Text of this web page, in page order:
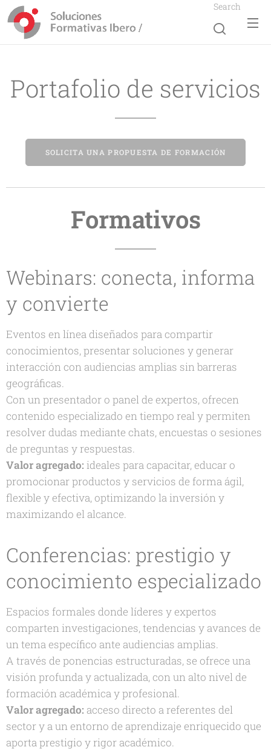
Search
Portafolio de servicios
SOLICITA UNA PROPUESTA DE FORMACIÓN
Formativos
Webinars: conecta, informa
y convierte
Eventos en línea diseñados para compartir
conocimientos, presentar soluciones y generar
interacción con audiencias amplias sin barreras
geográficas.
Con un presentador o panel de expertos, ofrecen
contenido especializado en tiempo real y permiten
resolver dudas mediante chats, encuestas o sesiones
de preguntas y respuestas.
Valor agregado: ideales para capacitar, educar o
promocionar productos y servicios de forma ágil,
flexible y efectiva, optimizando la inversión y
maximizando el alcance.
Conferencias: prestigio y
conocimiento especializado
Espacios formales donde líderes y expertos
comparten investigaciones, tendencias y avances de
un tema específico ante audiencias amplias.
A través de ponencias estructuradas, se ofrece una
visión profunda y actualizada, con un alto nivel de
formación académica y profesional.
Valor agregado: acceso directo a referentes del
sector y a un entorno de aprendizaje enriquecido que
aporta prestigio y rigor académico.